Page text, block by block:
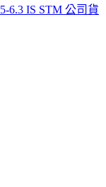
6.3 IS STM 公司貨